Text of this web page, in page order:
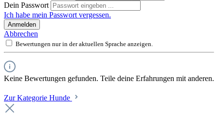
Dein Passwort
Ich habe mein Passwort vergessen.
Anmelden
Abbrechen
Bewertungen nur in der aktuellen Sprache anzeigen.
Keine Bewertungen gefunden. Teile deine Erfahrungen mit anderen.
Zur Kategorie Hunde